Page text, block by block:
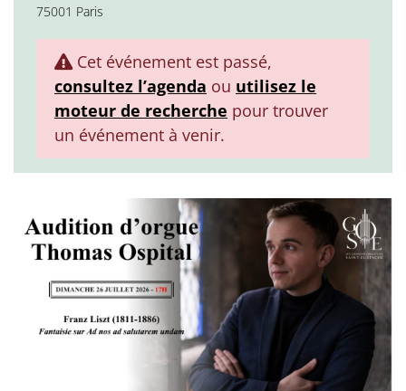
75001 Paris
Cet événement est passé,
consultez l’agenda ou utilisez le
moteur de recherche pour trouver
un événement à venir.